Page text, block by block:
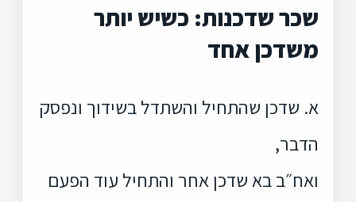
שכר שדכנות: כשיש יותר
משדכן אחד
א. שדכן שהתחיל והשתדל בשידוך ונפסק
הדבר,
ואח״ב בא שדכן אחר והתחיל עוד הפעם